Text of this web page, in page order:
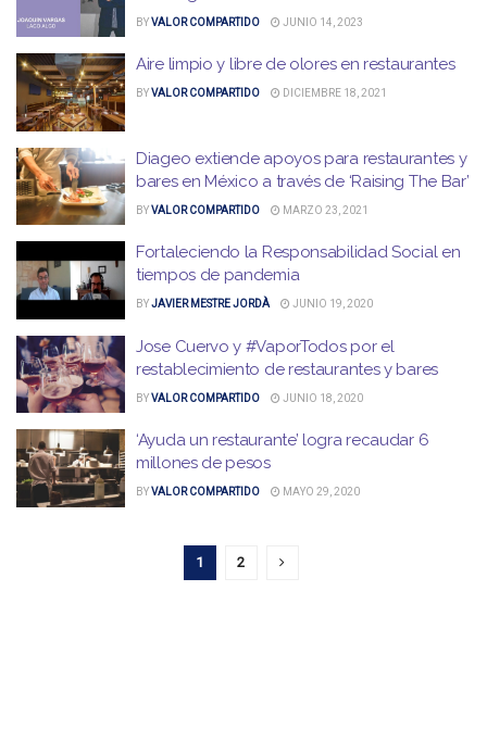
BYVALOR COMPARTIDO JUNIO 14, 2023
Aire limpio y libre de olores en restaurantes
BYVALOR COMPARTIDO DICIEMBRE 18, 2021
Diageo extiende apoyos para restaurantes y
bares en México a través de ‘Raising The Bar’
BYVALOR COMPARTIDO MARZO 23, 2021
Fortaleciendo la Responsabilidad Social en
tiempos de pandemia
BYJAVIER MESTRE JORDÀ JUNIO 19, 2020
Jose Cuervo y #VaporTodos por el
restablecimiento de restaurantes y bares
BYVALOR COMPARTIDO JUNIO 18, 2020
‘Ayuda un restaurante’ logra recaudar 6
millones de pesos
BYVALOR COMPARTIDO MAYO 29, 2020
1 2